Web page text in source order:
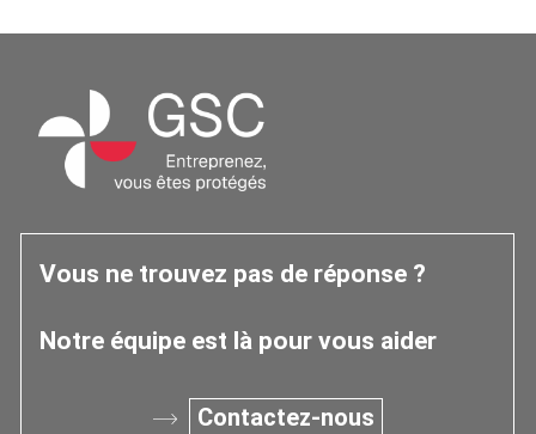
Vous ne trouvez pas de réponse ?
Notre équipe est là pour vous aider
Contactez-nous